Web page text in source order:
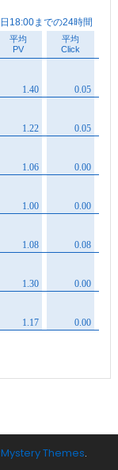
Mystery Themes.